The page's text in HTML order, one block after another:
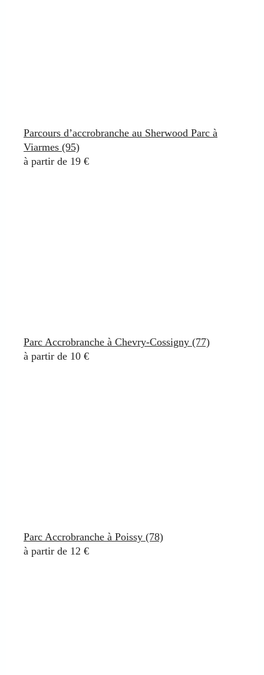
Parcours d’accrobranche au Sherwood Parc à
Viarmes (95)
à partir de 19 €
Parc Accrobranche à Chevry-Cossigny (77)
à partir de 10 €
Parc Accrobranche à Poissy (78)
à partir de 12 €